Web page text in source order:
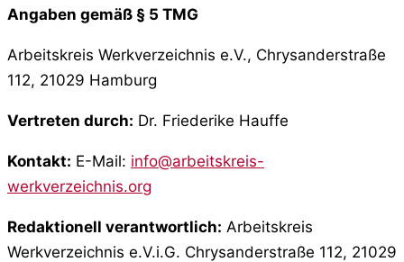
Angaben gemäß § 5 TMG
Arbeitskreis Werkverzeichnis e.V., Chrysanderstraße
112, 21029 Hamburg
Vertreten durch: Dr. Friederike Hauffe
Kontakt: E-Mail: info@arbeitskreis-
werkverzeichnis.org
Redaktionell verantwortlich: Arbeitskreis
Werkverzeichnis e.V.i.G. Chrysanderstraße 112, 21029